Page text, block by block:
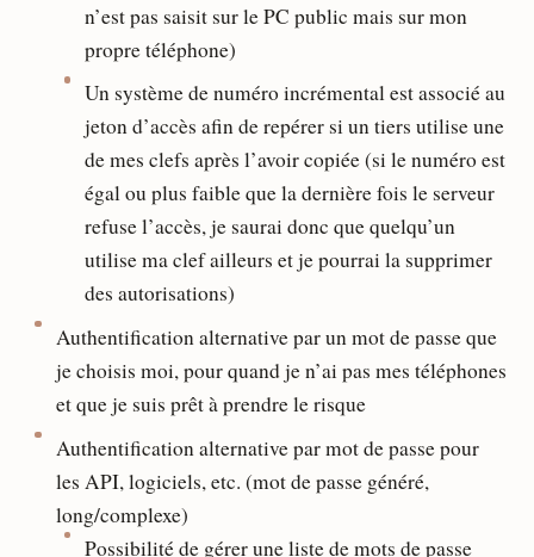
n’est pas saisit sur le PC public mais sur mon
propre téléphone)
Un système de numéro incrémental est associé au
jeton d’accès afin de repérer si un tiers utilise une
de mes clefs après l’avoir copiée (si le numéro est
égal ou plus faible que la dernière fois le serveur
refuse l’accès, je saurai donc que quelqu’un
utilise ma clef ailleurs et je pourrai la supprimer
des autorisations)
Authentification alternative par un mot de passe que
je choisis moi, pour quand je n’ai pas mes téléphones
et que je suis prêt à prendre le risque
Authentification alternative par mot de passe pour
les API, logiciels, etc. (mot de passe généré,
long/complexe)
Possibilité de gérer une liste de mots de passe